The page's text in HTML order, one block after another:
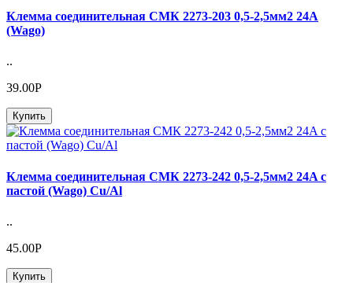
Клемма соединительная СМК 2273-203 0,5-2,5мм2 24A
(Wago)
..
39.00Р
Купить
Клемма соединительная СМК 2273-242 0,5-2,5мм2 24A с
пастой (Wago) Cu/Al
..
45.00Р
Купить